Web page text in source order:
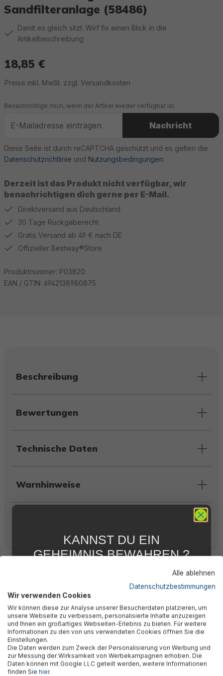
Sandfilteranlage (58486)
Damit es gleich sitzt: Wirf fix einen Blick in die
Artikelbeschreibung
18,85 €
Preise inkl. MwSt. zzgl. Versandkosten
Derzeit ist das Produkt nicht verfügbar, wir
benachrichtigen dich gerne per E-Mail.
Benachrichtige mich, wenn der Artikel wieder verfügbar ist.
Nachricht
Diese Seite ist durch reCAPTCHA geschützt und es gelten die
Datenschutzrichtlinie und Nutzungsbedingungen.
Direktversand aus Deutschland
30 Tage Rückgaberecht
Gratis Versand ab 49 € nach DE
Offizieller Bestway®Store
Produktnummer: P03820
EAN / GTIN: 6942138980875
Beschreibung
Bewertungen
Technische Daten
Warnhinweise
Alle ablehnen
Datenschutzbestimmungen
Wir verwenden Cookies
Wir können diese zur Analyse unserer Besucherdaten platzieren, um
unsere Webseite zu verbessern, personalisierte Inhalte anzuzeigen
und Ihnen ein großartiges Webseiten-Erlebnis zu bieten. Für weitere
Informationen zu den von uns verwendeten Cookies öffnen Sie die
Einstellungen.
Die Daten werden zum Zweck der Personalisierung von Werbung und
zur Messung der Wirksamkeit von Werbekampagnen erhoben. Die
Daten können mit Google LLC geteilt werden, weitere Informationen
finden Sie hier.
KANNST DU EIN
GEHEIMNIS BEWAHREN ?
FÜR DICH
Abonniere jetzt unseren kostenlosen
Newsletter, verpasse keine Neuigkeiten und
Aktionen mehr und sichere Dir 5 %
Willkommensrabatt auf nicht reduzierte Ware
bei Deiner ersten Bestellung !*
Email